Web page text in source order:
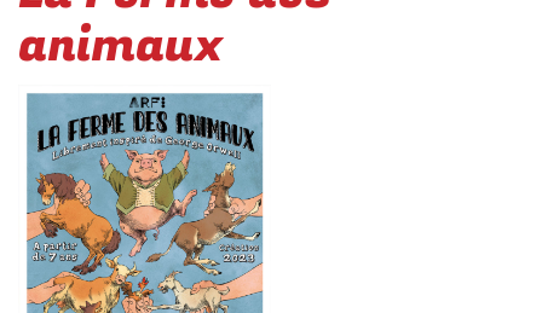
animaux